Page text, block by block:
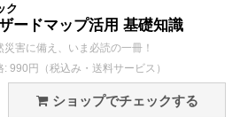
ク
ードマップ活用 基礎知識
災害に備え、いま必読の一冊！
: 990円（税込み・送料サービス）
ショップでチェックする